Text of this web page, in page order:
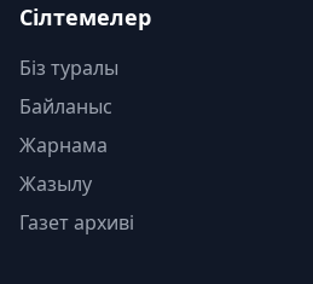
Сілтемелер
Біз туралы
Байланыс
Жарнама
Жазылу
Газет архиві